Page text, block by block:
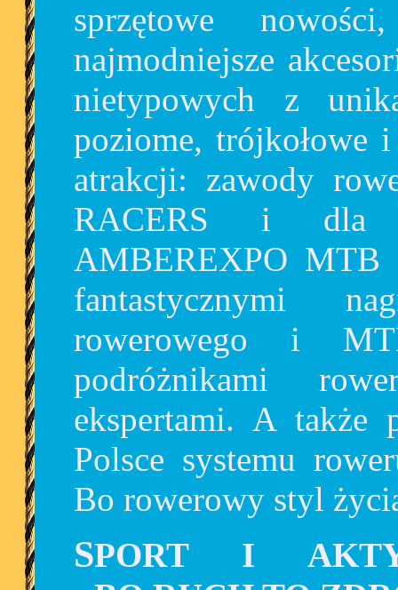
sprzętowe
najmodniejsze
nietypowych z
poziome, trójkołowe
atrakcji: zawody
RACERS i dla
AMBEREXPO MTB
fantastycznymi
rowerowego i
podróżnikami
ekspertami. A także
Polsce systemu
Bo rowerowy styl
SPORT I AKTYWNY STYL ŻYCIA